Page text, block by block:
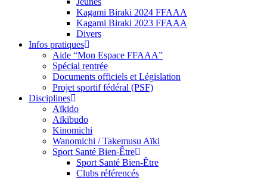
Kagami Biraki 2024 FFAAA
Kagami Biraki 2023 FFAAA
Divers
Infos pratiques
Aide “Mon Espace FFAAA”
Spécial rentrée
Documents officiels et Législation
Projet sportif fédéral (PSF)
Disciplines
Aïkido
Aïkibudo
Kinomichi
Wanomichi / Takemusu Aïki
Sport Santé Bien-Être
Sport Santé Bien-Être
Clubs référencés